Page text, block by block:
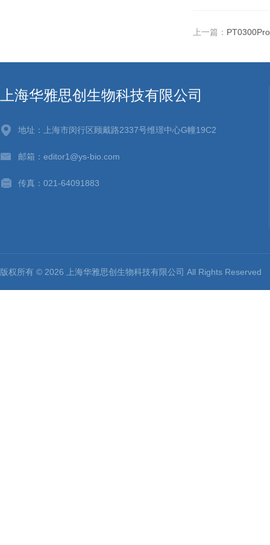
上一篇：
上海华雅思创生物科技有限公司
地址：上海市闵行区顾戴路2337号维璟中心G幢19C2
邮箱：editor1@ys-bio.com
传真：021-64091883
版权所有 © 2026 上海华雅思创生物科技有限公司 All Rights